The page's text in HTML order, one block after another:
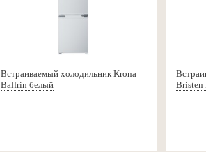
Встраиваемый холодильник Krona
Balfrin белый
Bristen